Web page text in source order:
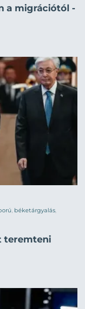
a migrációtól -
, béketárgyalás,
teremteni